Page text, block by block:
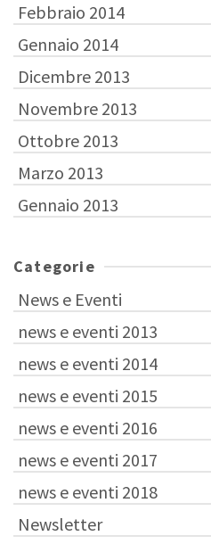
Febbraio 2014
Gennaio 2014
Dicembre 2013
Novembre 2013
Ottobre 2013
Marzo 2013
Gennaio 2013
Categorie
News e Eventi
news e eventi 2013
news e eventi 2014
news e eventi 2015
news e eventi 2016
news e eventi 2017
news e eventi 2018
Newsletter